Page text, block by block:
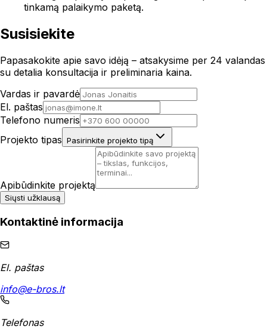
tinkamą palaikymo paketą.
Susisiekite
Papasakokite apie savo idėją – atsakysime per 24 valandas
su detalia konsultacija ir preliminaria kaina.
Vardas ir pavardė
El. paštas
Telefono numeris
Projekto tipas Pasirinkite projekto tipą
Apibūdinkite projektą
Siųsti užklausą
Kontaktinė informacija
El. paštas
info@e-bros.lt
Telefonas